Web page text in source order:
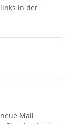
in der
Mail